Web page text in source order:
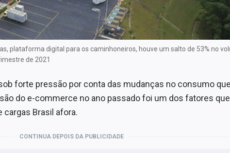
plataforma digital para os caminhoneiros, houve um salto de 53% no
de 2021
forte pressão por conta das mudanças no consumo
do e-commerce no ano passado foi um dos fatores que
Brasil afora.
CONTINUA DEPOIS DA PUBLICIDADE